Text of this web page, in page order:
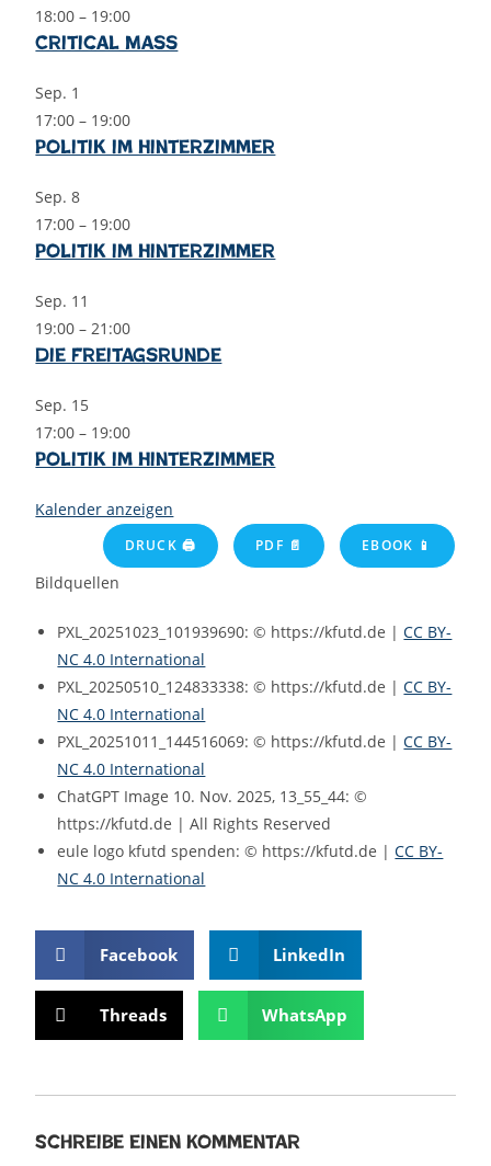
18:00 – 19:00
Critical Mass
Sep. 1
17:00 – 19:00
Politik im Hinterzimmer
Sep.8
17:00 – 19:00
Politik im Hinterzimmer
Sep. 11
19:00 – 21:00
Die Freitagsrunde
Sep. 15
17:00 – 19:00
Politik im Hinterzimmer
Kalender anzeigen
DRUCK 🖨 PDF 📄 EBOOK 📱
Bildquellen
PXL_20251023_101939690: © https://kfutd.de |CC BY-
NC 4.0 International
PXL_20250510_124833338: © https://kfutd.de |CC BY-
NC 4.0 International
PXL_20251011_144516069: © https://kfutd.de |CC BY-
NC 4.0 International
ChatGPT Image 10. Nov. 2025, 13_55_44: ©
https://kfutd.de | All Rights Reserved
eule logo kfutd spenden: © https://kfutd.de |CC BY-
NC 4.0 International
Facebook LinkedIn
Threads WhatsApp
Schreibe einen Kommentar